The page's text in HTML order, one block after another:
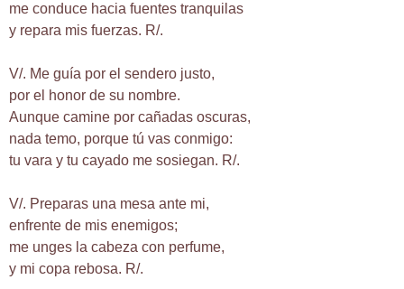
me conduce hacia fuentes tranquilas
y repara mis fuerzas. R/.
V/. Me guía por el sendero justo,
por el honor de su nombre.
Aunque camine por cañadas oscuras,
nada temo, porque tú vas conmigo:
tu vara y tu cayado me sosiegan. R/.
V/. Preparas una mesa ante mi,
enfrente de mis enemigos;
me unges la cabeza con perfume,
y mi copa rebosa. R/.